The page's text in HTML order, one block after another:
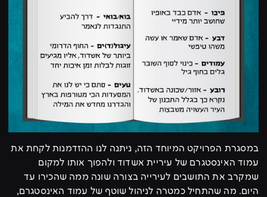
במסגרת הפרויקט המיוחד הזה, ניתנה לנו ההזדמנות לקחת את
עמוד האינסטגרם של עיריית אשדוד ולהפוך אותו למקום
שמקרב את התושבים לעירייה בצורה שונה ממה שהכירו עד
היום. מה שהתחיל כמטרה לניהול שוטף של עמוד האינסטגרם,